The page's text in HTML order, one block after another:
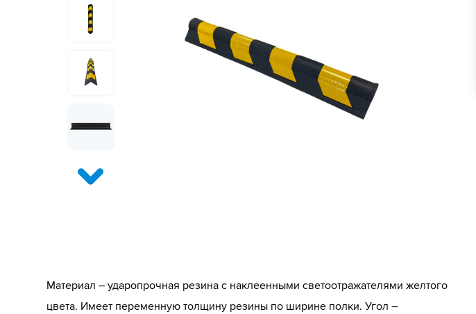
Материал – ударопрочная резина с наклеенными светоотражателями желтого
цвета. Имеет переменную толщину резины по ширине полки. Угол –